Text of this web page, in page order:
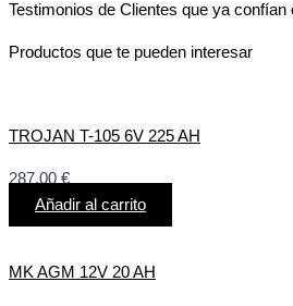
Testimonios de Clientes que ya confían
Productos que te pueden interesar
TROJAN T-105 6V 225 AH
287,00 €
Añadir al carrito
MK AGM 12V 20 AH